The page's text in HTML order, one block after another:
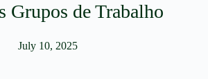
Grupos de Trabalho
July 10, 2025